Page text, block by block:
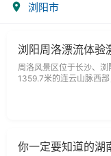
浏阳市
浏阳周洛漂流体验
周洛风景区位于长沙、
1359.7米的连云山脉西
你一定要知道的湖